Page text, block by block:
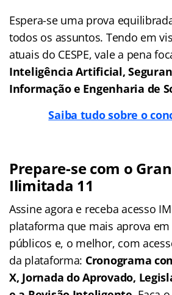
Espera-se uma prova
todos os assuntos. Tendo em
atuais do CESPE, vale a pena
Inteligência Artificial,
Informação e Engenharia de
Saiba tudo sobre o
Prepare-se com o
Ilimitada 11
Assine agora e receba acesso
plataforma que mais aprova
públicos e, o melhor, com
da plataforma: Cronograma
X, Jornada do Aprovado,